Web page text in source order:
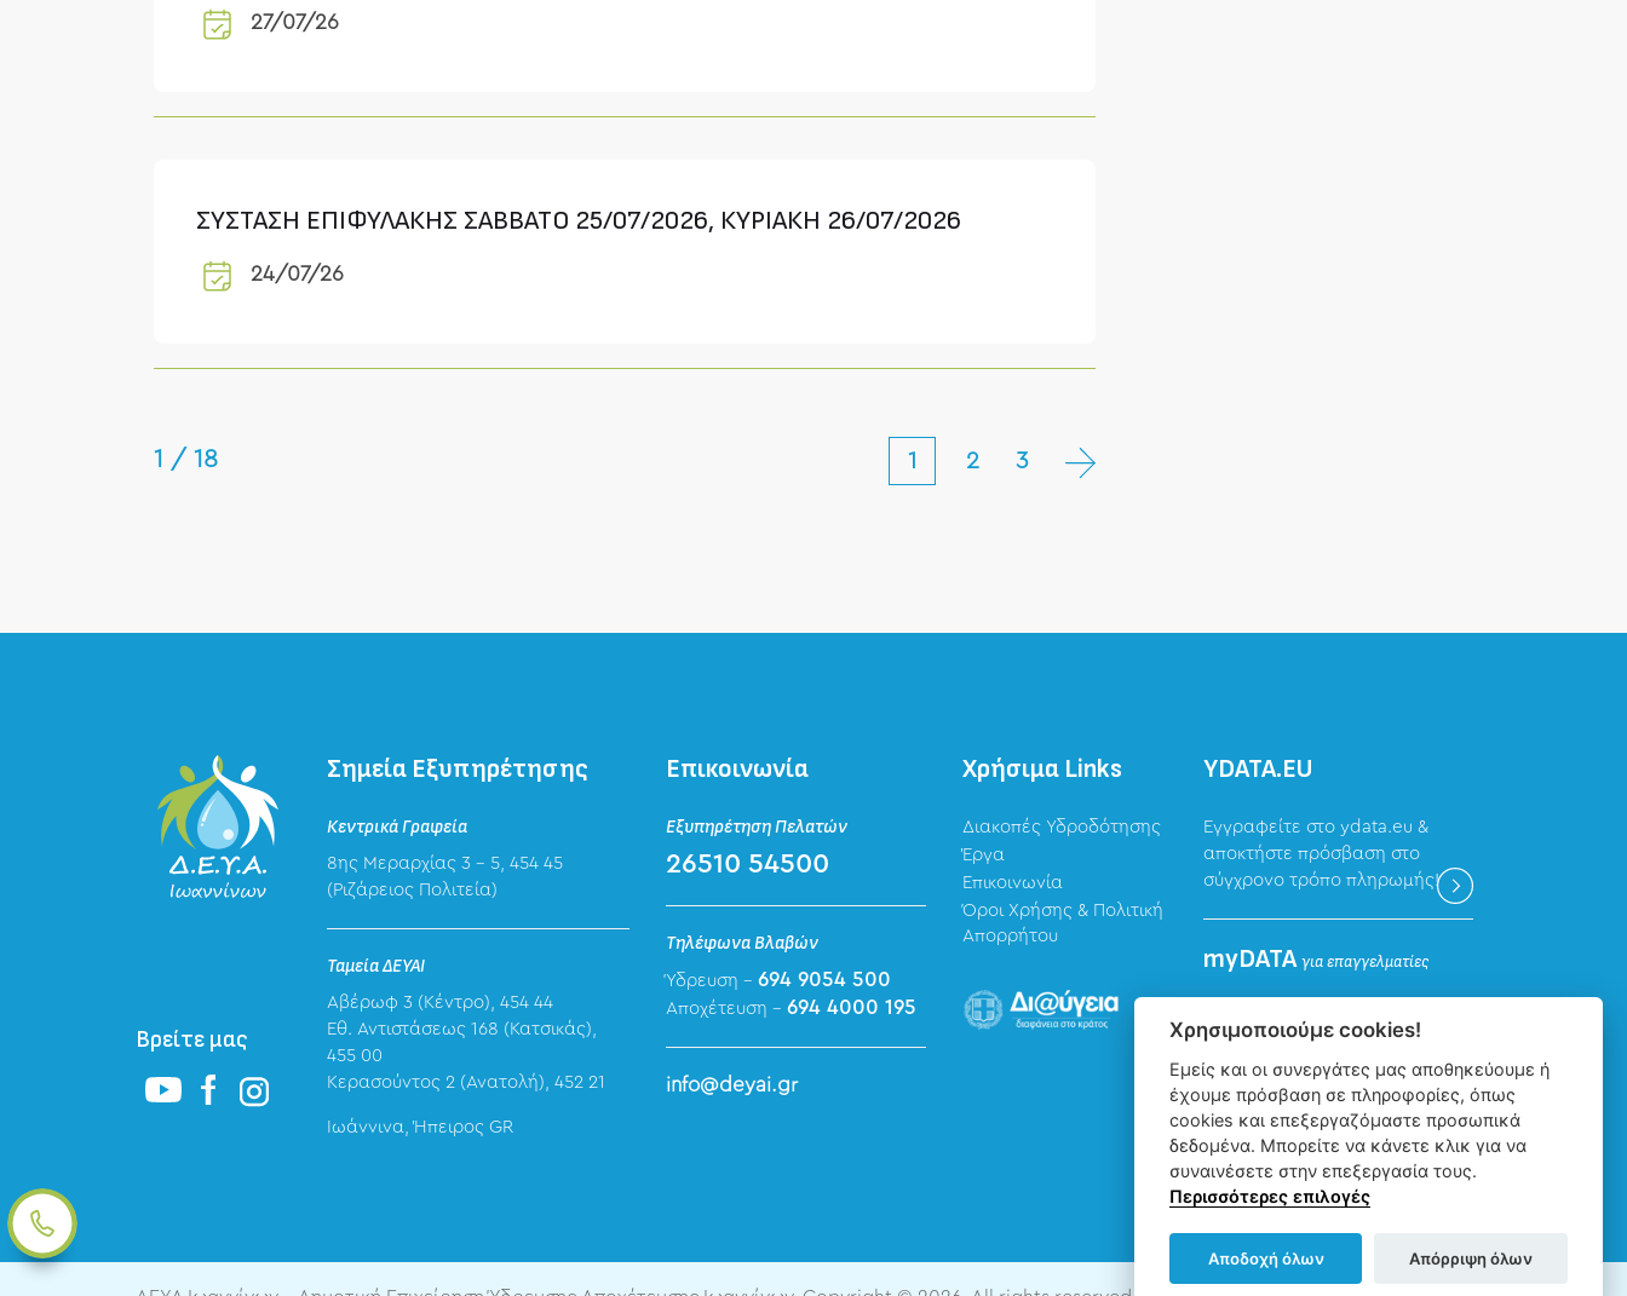
27/07/26
ΣΥΣΤΑΣΗ ΕΠΙΦΥΛΑΚΗΣ ΣΑΒΒΑΤΟ 25/07/2026, ΚΥΡΙΑΚΗ 26/07/2026
24/07/26
1 / 18 1 2 3
Βρείτε μας
Σημεία Εξυπηρέτησης
Κεντρικά Γραφεία
8ης Μεραρχίας 3 – 5, 454 45
(Ριζάρειος Πολιτεία)
Ταμεία ΔΕΥΑΙ
Αβέρωφ 3 (Κέντρο), 454 44
Eθ. Αντιστάσεως 168 (Κατσικάς),
455 00
Κερασούντος 2 (Ανατολή), 452 21
Ιωάννινα, Ήπειρος GR
Επικοινωνία
Εξυπηρέτηση Πελατών
26510 54500
Τηλέφωνα Βλαβών
Ύδρευση -694 9054 500
Αποχέτευση -694 4000 195
info@deyai.gr
Χρήσιμα Links
Διακοπές Υδροδότησης
Έργα
Επικοινωνία
Όροι Χρήσης & Πολιτική
Απορρήτου
ΥDATA.EU
Εγγραφείτε στο ydata.eu &
αποκτήστε πρόσβαση στο
σύγχρονο τρόπο πληρωμής!
myDATAγια επαγγελματίες
Καταχώρηση δεδομένων
επαγγελματιών για την
ψηφιακή πλατφόρμα myDATA
της ΑΑΔΕ.
Χρησιμοποιούμε cookies!
Εμείς και οι συνεργάτες μας αποθηκεύουμε ή
έχουμε πρόσβαση σε πληροφορίες, όπως
cookies και επεξεργαζόμαστε προσωπικά
δεδομένα. Μπορείτε να κάνετε κλικ για να
συναινέσετε στην επεξεργασία τους.
Περισσότερες επιλογές
Αποδοχή όλων Απόρριψη όλων